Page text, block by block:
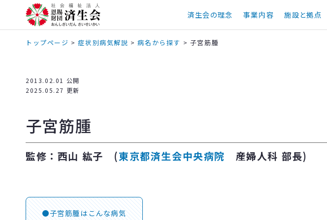
済生会の理念 事業内容 施設と拠点
トップページ >症状別病気解説 >病名から探す > 子宮筋腫
2013.02.01 公開
2025.05.27 更新
子宮筋腫
監修：西山 紘子 (東京都済生会中央病院 産婦人科 部長)
子宮筋腫はこんな病気